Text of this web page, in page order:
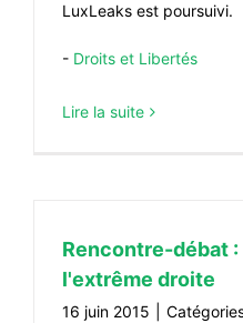
LuxLeaks est poursuivi.
- Droits et Libertés
Lire la suite
Rencontre-débat
l'extrême droite
16 juin 2015